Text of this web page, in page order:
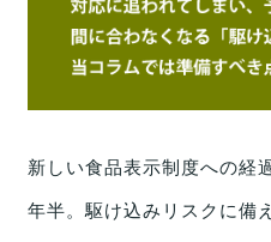
新しい食品表示制度への経
年半。駆け込みリスクに備